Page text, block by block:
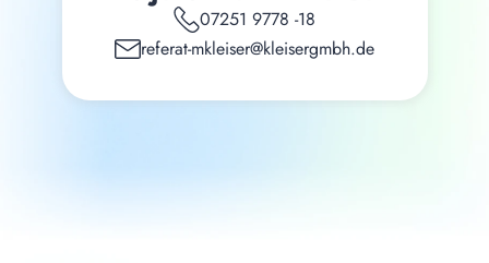
07251 9778 -18
referat-mkleiser@kleisergmbh.de